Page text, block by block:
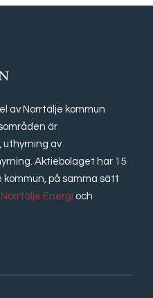
av Norrtälje kommun
är
uthyrning av
Aktiebolaget har 15
kommun, på samma sätt
Norrtälje Energi och